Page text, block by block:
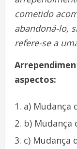
cometido
abandoná-lo,
refere-se a
aspectos:
a) Mudança
b) Mudança
c) Mudança